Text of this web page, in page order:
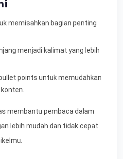
memisahkan bagian penting
menjadi kalimat yang lebih
points untuk memudahkan
membantu pembaca dalam
lebih mudah dan tidak cepat